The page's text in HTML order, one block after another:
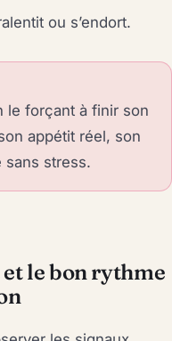
ou s’endort.
le forçant à finir son
appétit réel, son
sans stress.
le bon rythme